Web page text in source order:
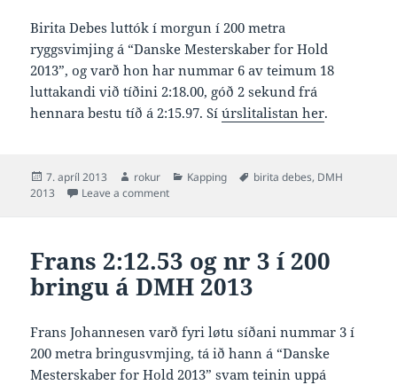
Birita Debes luttók í morgun í 200 metra
ryggsvimjing á “Danske Mesterskaber for Hold
2013”, og varð hon har nummar 6 av teimum 18
luttakandi við tíðini 2:18.00, góð 2 sekund frá
hennara bestu tíð á 2:15.97. Síúrslitalistan her.
Posted
on
7. apríl 2013 Author
rokur Categories
Kapping Tags
birita debes, DMH
2013
Leave a commenton Birita 2:18.00 og nr 6 í 200 rygg á DMH
Frans 2:12.53 og nr 3 í 200
bringu á DMH 2013
Frans Johannesen varð fyri løtu síðani nummar 3 í
200 metra bringusvmjing, tá ið hann á “Danske
Mesterskaber for Hold 2013” svam teinin uppá